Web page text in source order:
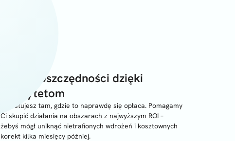
Więcej oszczędności dzięki
priorytetom
Inwestujesz tam, gdzie to naprawdę się opłaca. Pomagamy
Ci skupić działania na obszarach z najwyższym ROI –
żebyś mógł uniknąć nietrafionych wdrożeń i kosztownych
korekt kilka miesięcy później.